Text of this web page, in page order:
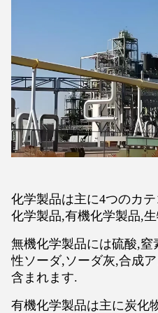
化学製品は主に4つのカ
化学製品,有機化学製品,
無機化学製品には硫酸,
性ソーダ,ソーダ灰,合成
含まれます.
有機化学製品は主に炭化